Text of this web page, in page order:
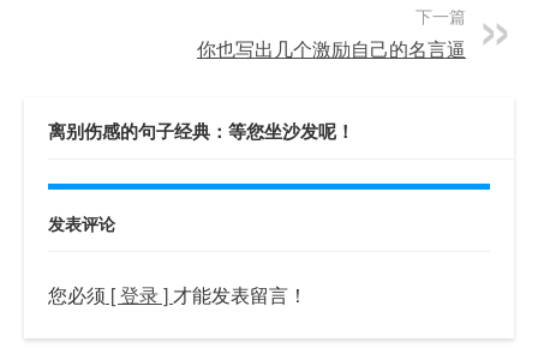
下一篇
你也写出几个激励自己的名言逼
离别伤感的句子经典：等您坐沙发呢！
发表评论
您必须 [ 登录 ] 才能发表留言！